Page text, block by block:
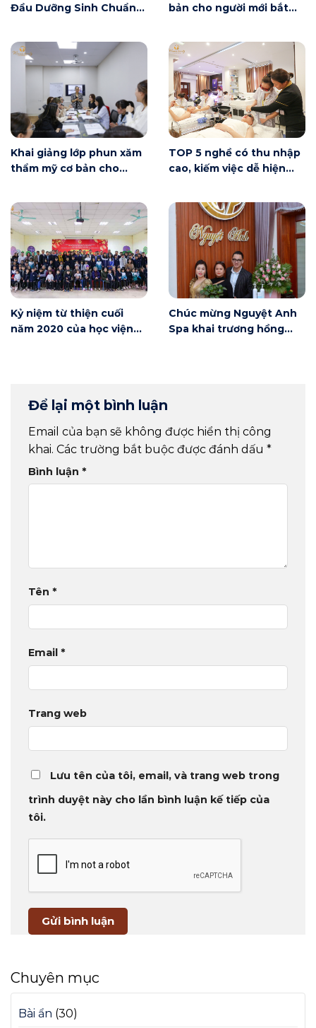
Đầu Dưỡng Sinh Chuẩn
bản cho người mới bắt
có gì?
Khai giảng lớp phun xăm
thẩm mỹ cơ bản cho
Nội
TOP 5 nghề có thu nhập
cao, kiếm việc dễ hiện
Kỷ niệm từ thiện cuối
năm 2020 của học viện
Chúc mừng Nguyệt Anh
Spa khai trương hồng
Để lại một bình luận
Email của bạn sẽ không được hiển thị công
khai. Các trường bắt buộc được đánh dấu *
Bình luận *
Tên *
Email *
Trang web
Lưu tên của tôi, email, và trang web trong
trình duyệt này cho lần bình luận kế tiếp của
tôi.
Chuyên mục
Bài ẩn (30)